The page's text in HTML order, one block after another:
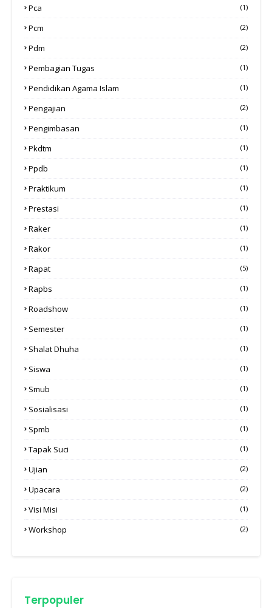
Pca (1)
Pcm (2)
Pdm (2)
Pembagian Tugas (1)
Pendidikan Agama Islam (1)
Pengajian (2)
Pengimbasan (1)
Pkdtm (1)
Ppdb (1)
Praktikum (1)
Prestasi (1)
Raker (1)
Rakor (1)
Rapat (5)
Rapbs (1)
Roadshow (1)
Semester (1)
Shalat Dhuha (1)
Siswa (1)
Smub (1)
Sosialisasi (1)
Spmb (1)
Tapak Suci (1)
Ujian (2)
Upacara (2)
Visi Misi (1)
Workshop (2)
Terpopuler